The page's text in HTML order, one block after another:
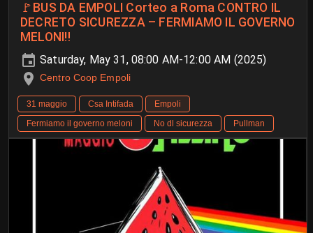
🚩BUS DA EMPOLI Corteo a Roma CONTRO IL
DECRETO SICUREZZA – FERMIAMO IL GOVERNO
MELONI‼️
Saturday, May 31, 08:00 AM-12:00 AM (2025)
Centro Coop Empoli
31 maggio Csa Intifada
Empoli
Fermiamo il governo meloni
No dl sicurezza Pullman